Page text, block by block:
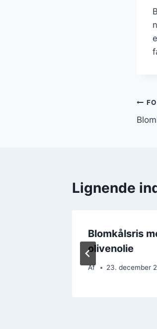
Lignende
Blomkålsris
olivenolie
Af 23. december